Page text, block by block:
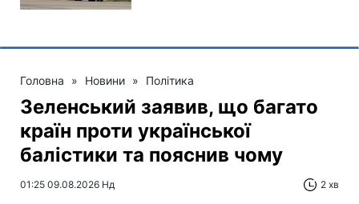
Головна » Новини » Політика
Зеленський заявив, що багато
країн проти української
балістики та пояснив чому
01:25 09.08.2026 Нд 2 хв